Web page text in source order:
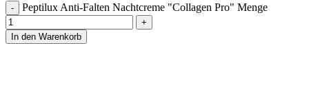
Peptilux Anti-Falten Nachtcreme "Collagen Pro" Menge
In den Warenkorb